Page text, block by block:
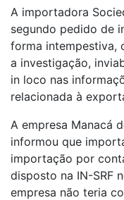
A importadora
segundo pedido de
forma intempestiva,
a investigação,
in loco nas
relacionada à
A empresa Manacá
informou que
importação por
disposto na IN-SRF
empresa não teria